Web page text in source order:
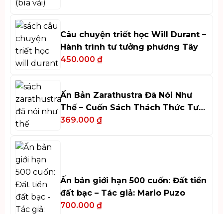
Câu chuyện triết học Will Durant –
Hành trình tư tưởng phương Tây
450.000 ₫
Ấn Bản Zarathustra Đã Nói Như
Thế – Cuốn Sách Thách Thức Tư
Duy
369.000 ₫
Ấn bản giới hạn 500 cuốn: Đất tiền
đất bạc – Tác giả: Mario Puzo
700.000 ₫